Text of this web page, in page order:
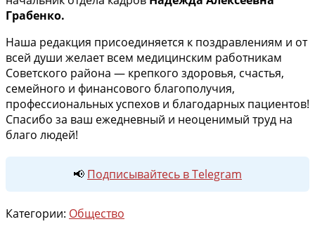
Грабенко.
Наша редакция присоединяется к поздравлениям и от
всей души желает всем медицинским работникам
Советского района — крепкого здоровья, счастья,
семейного и финансового благополучия,
профессиональных успехов и благодарных пациентов!
Спасибо за ваш ежедневный и неоценимый труд на
благо людей!
📢 Подписывайтесь в Telegram
Категории: Общество